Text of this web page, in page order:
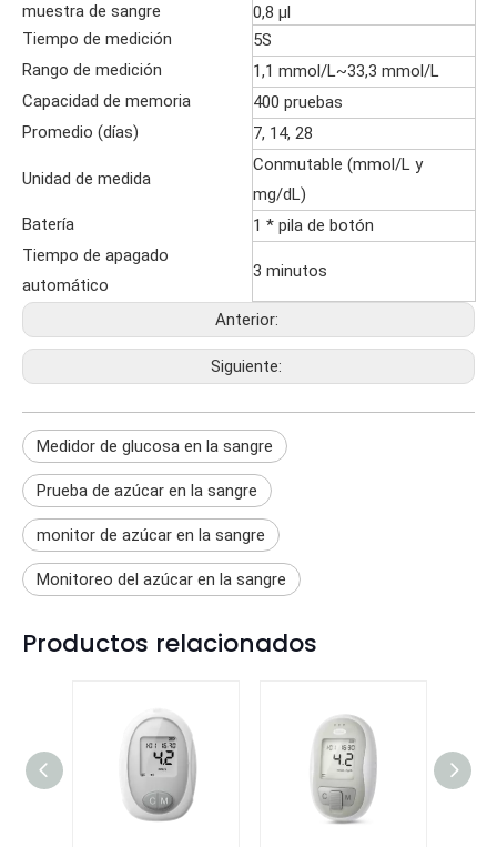
muestra de sangre
0,8 µl
Tiempo de medición
5S
Rango de medición
1,1 mmol/L~33,3 mmol/L
Capacidad de memoria
400 pruebas
Promedio (días)
7, 14, 28
Unidad de medida
Conmutable (mmol/L y
mg/dL)
Batería
1 * pila de botón
Tiempo de apagado
automático
3 minutos
Anterior:
Siguiente:
Medidor de glucosa en la sangre
Prueba de azúcar en la sangre
monitor de azúcar en la sangre
Monitoreo del azúcar en la sangre
Productos relacionados